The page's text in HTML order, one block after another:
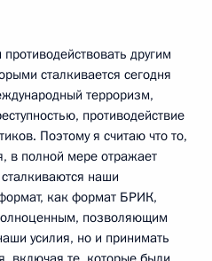
другим
сталкивается сегодня
терроризм,
противодействие
Поэтому я считаю что то,
в полной мере отражает
наши
как формат БРИК,
позволяющим
усилия, но и принимать